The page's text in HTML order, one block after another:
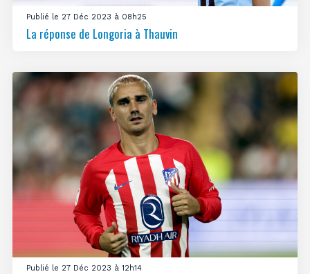
Publié le 27 Déc 2023 à 08h25
La réponse de Longoria à Thauvin
Publié le 27 Déc 2023 à 12h14